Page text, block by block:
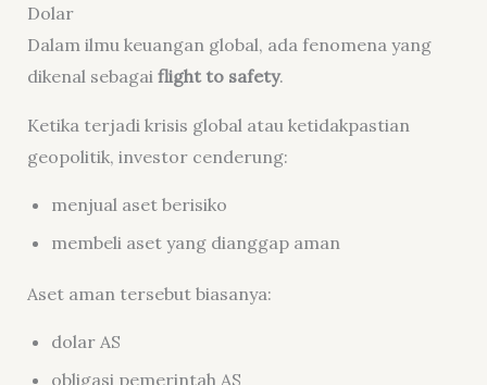
Dolar
Dalam ilmu keuangan global, ada fenomena yang
dikenal sebagai flight to safety.
Ketika terjadi krisis global atau ketidakpastian
geopolitik, investor cenderung:
menjual aset berisiko
membeli aset yang dianggap aman
Aset aman tersebut biasanya:
dolar AS
obligasi pemerintah AS